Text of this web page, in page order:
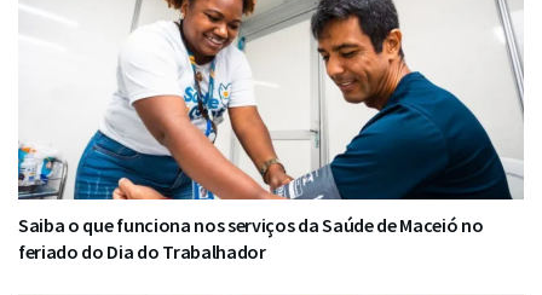
Saiba o que funciona nos serviços da Saúde de Maceió no
feriado do Dia do Trabalhador